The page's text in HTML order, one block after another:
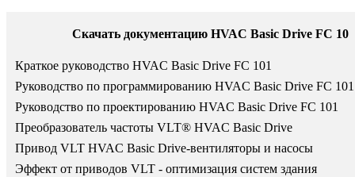
Скачать документацию HVAC Basic Drive FC 10
Краткое руководство HVAC Basic Drive FC 101
Руководство по программированию HVAC Basic Drive FC 101
Руководство по проектированию HVAC Basic Drive FC 101
Преобразователь частоты VLT® HVAC Basic Drive
Привод VLT HVAC Basic Drive-вентиляторы и насосы
Эффект от приводов VLT - оптимизация систем здания